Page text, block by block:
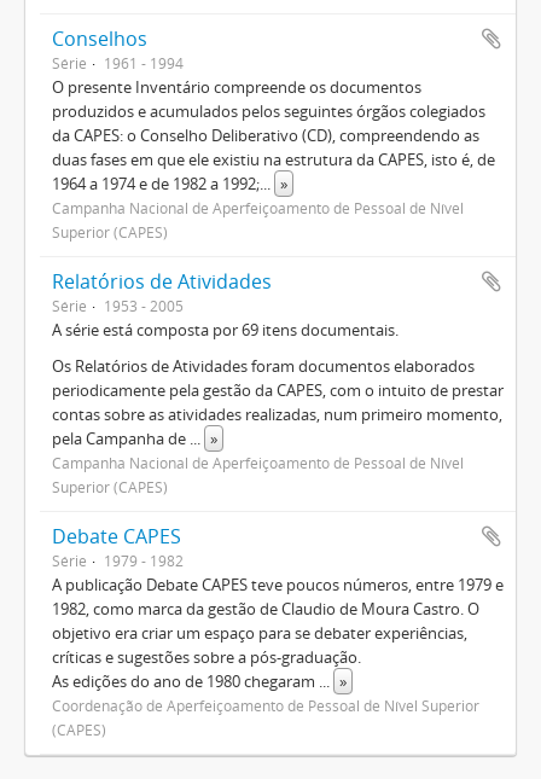
Conselhos
Série 1961 - 1994
O presente Inventário compreende os documentos
produzidos e acumulados pelos seguintes órgãos colegiados
da CAPES: o Conselho Deliberativo (CD), compreendendo as
duas fases em que ele existiu na estrutura da CAPES, isto é, de
1964 a 1974 e de 1982 a 1992;... »
Campanha Nacional de Aperfeiçoamento de Pessoal de Nível
Superior (CAPES)
Relatórios de Atividades
Série 1953 - 2005
A série está composta por 69 itens documentais.
Os Relatórios de Atividades foram documentos elaborados
periodicamente pela gestão da CAPES, com o intuito de prestar
contas sobre as atividades realizadas, num primeiro momento,
pela Campanha de ... »
Campanha Nacional de Aperfeiçoamento de Pessoal de Nível
Superior (CAPES)
Debate CAPES
Série 1979 - 1982
A publicação Debate CAPES teve poucos números, entre 1979 e
1982, como marca da gestão de Claudio de Moura Castro. O
objetivo era criar um espaço para se debater experiências,
críticas e sugestões sobre a pós-graduação.
As edições do ano de 1980 chegaram ... »
Coordenação de Aperfeiçoamento de Pessoal de Nível Superior
(CAPES)